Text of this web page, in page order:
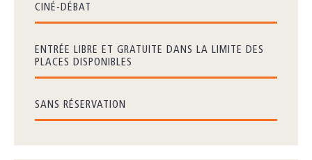
CINÉ-DÉBAT
ENTRÉE LIBRE ET GRATUITE DANS LA LIMITE DES
PLACES DISPONIBLES
SANS RÉSERVATION